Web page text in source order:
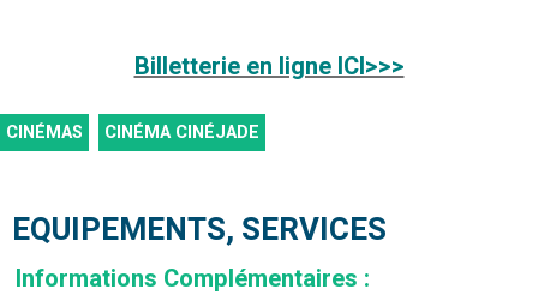
Billetterie en ligne ICI>>>
CINÉMAS CINÉMA CINÉJADE
EQUIPEMENTS, SERVICES
Informations Complémentaires :